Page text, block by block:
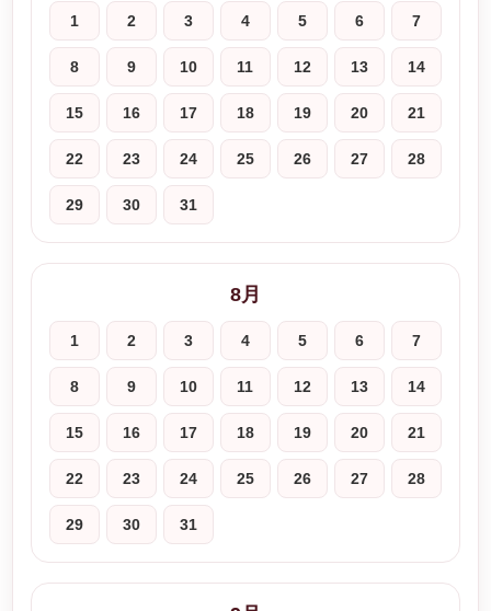
1 2 3 4 5 6 7
8 9 10 11 12 13 14
15 16 17 18 19 20 21
22 23 24 25 26 27 28
29 30 31
8月
1 2 3 4 5 6 7
8 9 10 11 12 13 14
15 16 17 18 19 20 21
22 23 24 25 26 27 28
29 30 31